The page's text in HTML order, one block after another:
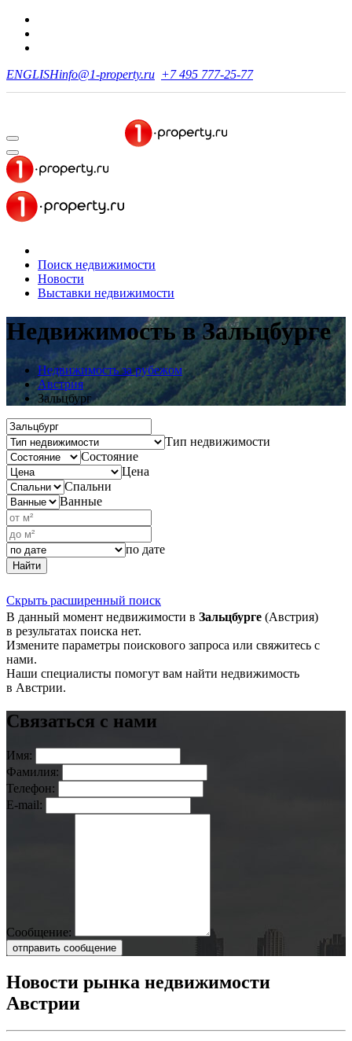
ENGLISHinfo@1-property.ru +7 495 777-25-77
Поиск недвижимости
Новости
Выставки недвижимости
Недвижимостьв Зальцбурге
Недвижимость за рубежом
Австрия
Зальцбург
Тип недвижимости
Состояние
Цена
Спальни
Ванные
по дате
Найти
Скрыть расширенный поиск
В данный момент недвижимости в Зальцбурге (Австрия)
в результатах поиска нет.
Измените параметры поискового запроса или свяжитесь с
нами.
Наши специалисты помогут вам найти недвижимость
в Австрии.
Связаться с нами
Имя:
Фамилия:
Телефон:
E-mail:
Сообщение:
отправить сообщение
Новости рынка недвижимости
Австрии